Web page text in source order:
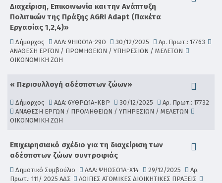
Διαχείριση, Επικοινωνία και την Ανάπτυξη
Πολιτικών της Πράξης AGRI Adapt (Πακέτα
Εργασίας 1,2,4)»
Δήμαρχος ΑΔΑ: 9ΗΙ0Ω1Α-29Ω 30/12/2025
Αρ. Πρωτ.: 17763
ΑΝΑΘΕΣΗ ΕΡΓΩΝ / ΠΡΟΜΗΘΕΙΩΝ / ΥΠΗΡΕΣΙΩΝ / ΜΕΛΕΤΩΝ
ΟΙΚΟΝΟΜΙΚΗ ΖΩΗ
« Περισυλλογή αδέσποτων ζώων»
Δήμαρχος ΑΔΑ: 6ΥΘΡΩ1Α-ΚΒΡ 30/12/2025
Αρ. Πρωτ.: 17732
ΑΝΑΘΕΣΗ ΕΡΓΩΝ / ΠΡΟΜΗΘΕΙΩΝ / ΥΠΗΡΕΣΙΩΝ / ΜΕΛΕΤΩΝ
ΟΙΚΟΝΟΜΙΚΗ ΖΩΗ
Επιχειρησιακό σχέδιο για τη διαχείριση των
αδέσποτων ζώων συντροφιάς
Δημοτικό Συμβούλιο ΑΔΑ: ΨΗΩΣΩ1Α-Χ14 29/12/2025
Αρ.
Πρωτ.: 111/ 2025 ΑΔΣ
ΛΟΙΠΕΣ ΑΤΟΜΙΚΕΣ ΔΙΟΙΚΗΤΙΚΕΣ ΠΡΑΞΕΙΣ